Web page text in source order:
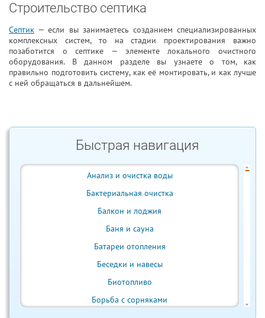
Строительство септика
Септик — если вы занимаетесь созданием специализированных
комплексных систем, то на стадии проектирования важно
позаботится о септике — элементе локального очистного
оборудования. В данном разделе вы узнаете о том, как
правильно подготовить систему, как её монтировать, и как лучше
с ней обращаться в дальнейшем.
Быстрая навигация
Анализ и очистка воды
Бактериальная очистка
Балкон и лоджия
Баня и сауна
Батареи отопления
Беседки и навесы
Биотопливо
Борьба с сорняками